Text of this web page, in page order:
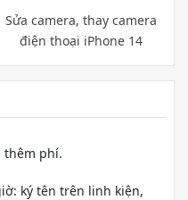
Sửa camera, thay camera
điện thoại iPhone 14
thêm phí.
ký tên trên linh kiện,